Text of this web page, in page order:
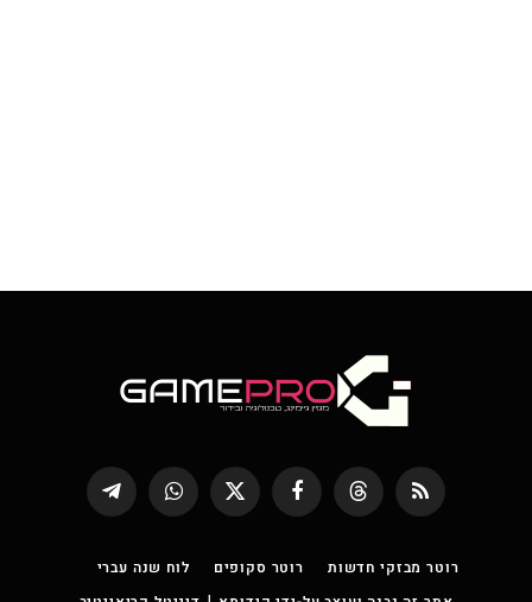
RSS
Threads פייסבוק
X
(טוויטר)
WhatsApp
Telegram
רוטר מבזקי חדשות רוטר סקופים
לוח שנה עברי